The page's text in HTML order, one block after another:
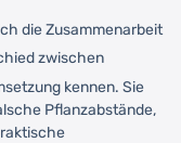
die Zusammenarbeit
zwischen
kennen. Sie
Pflanzabstände,